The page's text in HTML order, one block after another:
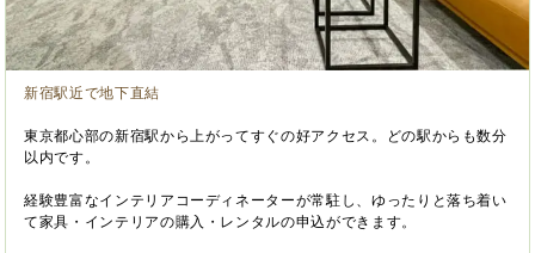
新宿駅近で地下直結
東京都心部の新宿駅から上がってすぐの好アクセス。どの駅からも数分
以内です。
経験豊富なインテリアコーディネーターが常駐し、ゆったりと落ち着い
て家具・インテリアの購入・レンタルの申込ができます。